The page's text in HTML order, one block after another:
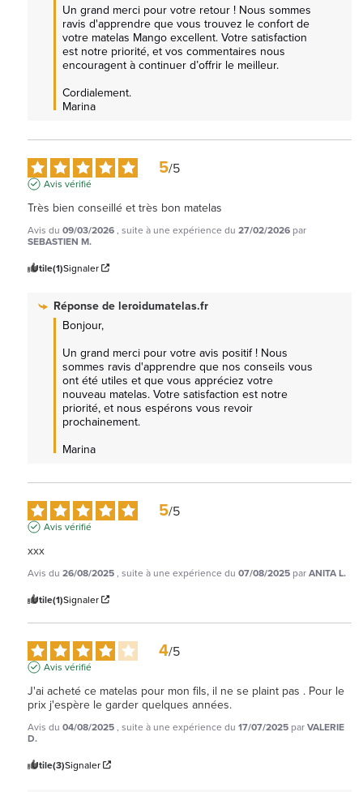
Un grand merci pour votre retour ! Nous sommes
ravis d'apprendre que vous trouvez le confort de
votre matelas Mango excellent. Votre satisfaction
est notre priorité, et vos commentaires nous
encouragent à continuer d’offrir le meilleur.
Cordialement.
Marina
5/5
Avis vérifié
Très bien conseillé et très bon matelas
Avis du 09/03/2026, suite à une expérience du 27/02/2026 par
SEBASTIEN M.
Utile(1)Signaler
Réponse deleroidumatelas.fr
Bonjour,
Un grand merci pour votre avis positif ! Nous
sommes ravis d'apprendre que nos conseils vous
ont été utiles et que vous appréciez votre
nouveau matelas. Votre satisfaction est notre
priorité, et nous espérons vous revoir
prochainement.
Marina
5/5
Avis vérifié
xxx
Avis du 26/08/2025, suite à une expérience du 07/08/2025 parANITA L.
Utile(1)Signaler
4/5
Avis vérifié
J'ai acheté ce matelas pour mon fils, il ne se plaint pas . Pour le
prix j'espère le garder quelques années.
Avis du 04/08/2025, suite à une expérience du 17/07/2025 parVALERIE
D.
Utile(3)Signaler